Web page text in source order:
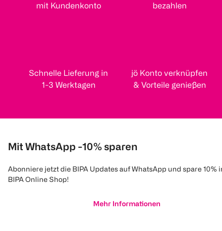
mit Kundenkonto
bezahlen
Schnelle Lieferung in
1-3 Werktagen
jö Konto verknüpfen
& Vorteile genießen
Mit WhatsApp -10% sparen
Abonniere jetzt die BIPA Updates auf WhatsApp und spare 10%
BIPA Online Shop!
Mehr Informationen